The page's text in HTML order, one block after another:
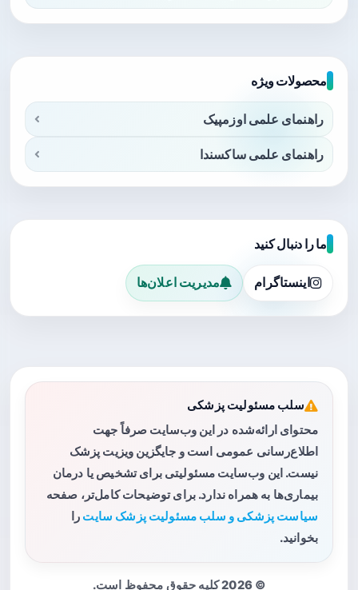
محصولات ویژه
راهنمای علمی اوزمپیک
راهنمای علمی ساکسندا
ما را دنبال کنید
اینستاگرام مدیریت اعلان‌ها
سلب مسئولیت پزشکی
محتوای ارائه‌شده در این وب‌سایت صرفاً جهت
اطلاع‌رسانی عمومی است و جایگزین ویزیت پزشک
نیست. این وب‌سایت مسئولیتی برای تشخیص یا درمان
بیماری‌ها به همراه ندارد. برای توضیحات کامل‌تر، صفحه
سیاست پزشکی و سلب مسئولیت پزشک سایت را
بخوانید.
© 2026 کلیه حقوق محفوظ است.